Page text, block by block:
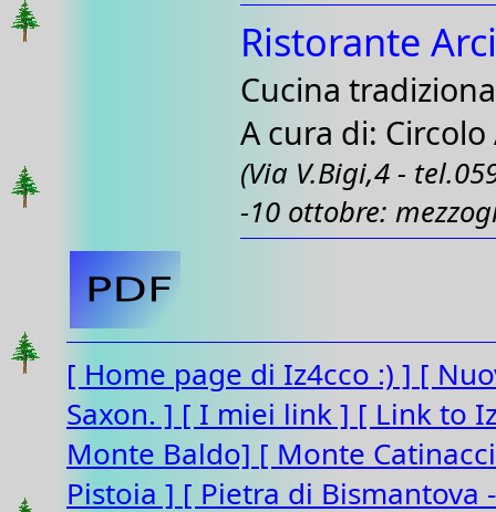
Ristorante
Cucina
A cura di:
(Via V.Bigi,4 -
-10 ottobre:
[ Home page di Iz4cco :) ] [
Saxon. ] [ I miei link ] [ Link to
Monte Baldo] [ Monte
Pistoia ] [ Pietra di Bismantova